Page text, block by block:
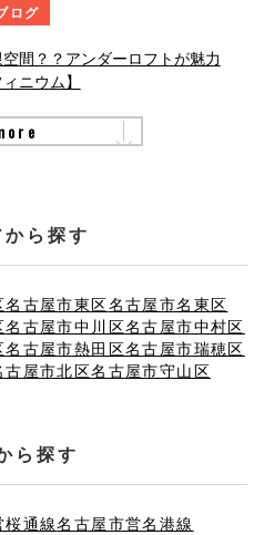
ログ
空間？？アンダーロフトが魅力
ニウム】
から探す
名古屋市東区名古屋市名東区
名古屋市中川区名古屋市中村区
名古屋市熱田区名古屋市瑞穂区
古屋市北区名古屋市守山区
ら探す
桜通線名古屋市営名港線